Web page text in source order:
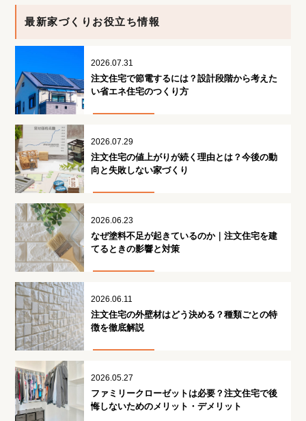
最新家づくりお役立ち情報
2026.07.31
注文住宅で節電するには？設計段階から考えた
い省エネ住宅のつくり方
2026.07.29
注文住宅の値上がりが続く理由とは？今後の動
向と失敗しない家づくり
2026.06.23
なぜ塗料不足が起きているのか｜注文住宅を建
てるときの影響と対策
2026.06.11
注文住宅の外壁材はどう決める？種類ごとの特
徴を徹底解説
2026.05.27
ファミリークローゼットは必要？注文住宅で後
悔しないためのメリット・デメリット